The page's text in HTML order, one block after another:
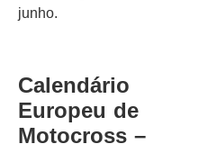
junho.
Calendário
Europeu de
Motocross –